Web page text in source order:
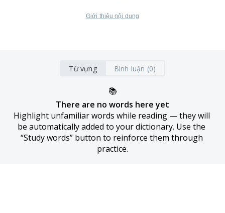
Giới thiệu nội dung
Từ vựng Bình luận (0)
📚
There are no words here yet
Highlight unfamiliar words while reading — they will
be automatically added to your dictionary. Use the
“Study words” button to reinforce them through
practice.